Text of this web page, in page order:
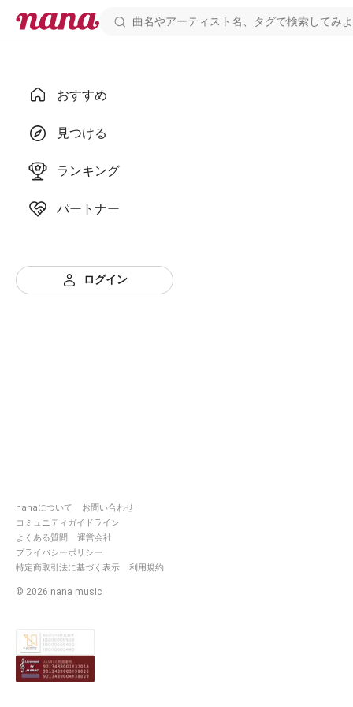
おすすめ
見つける
ランキング
パートナー
ログイン
nanaについて
お問い合わせ
コミュニティガイドライン
よくある質問
運営会社
プライバシーポリシー
特定商取引法に基づく表示
利用規約
© 2026 nana music